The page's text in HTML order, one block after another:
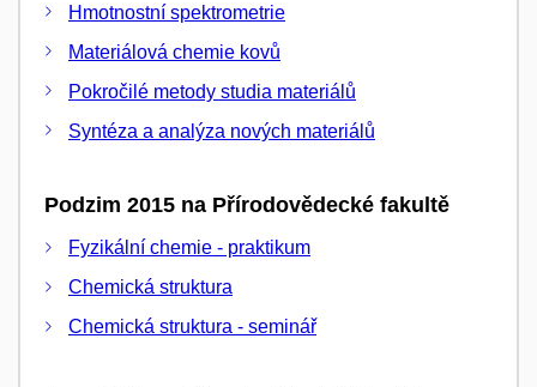
Hmotnostní spektrometrie
Materiálová chemie kovů
Pokročilé metody studia materiálů
Syntéza a analýza nových materiálů
Podzim 2015 na Přírodovědecké fakultě
Fyzikální chemie - praktikum
Chemická struktura
Chemická struktura - seminář